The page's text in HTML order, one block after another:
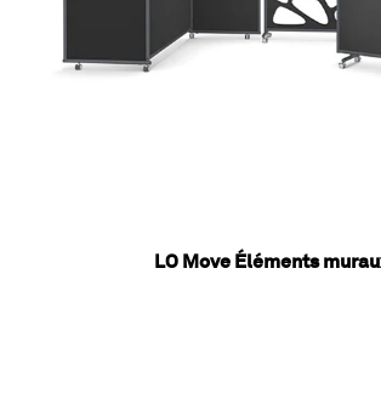
LO Move Éléments